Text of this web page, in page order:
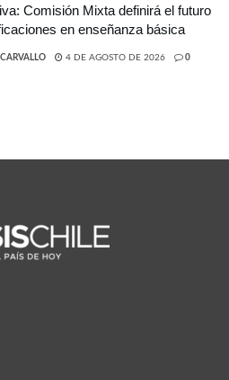
Comisión Mixta definirá el futuro
en enseñanza básica
4 DE AGOSTO DE 2026 0